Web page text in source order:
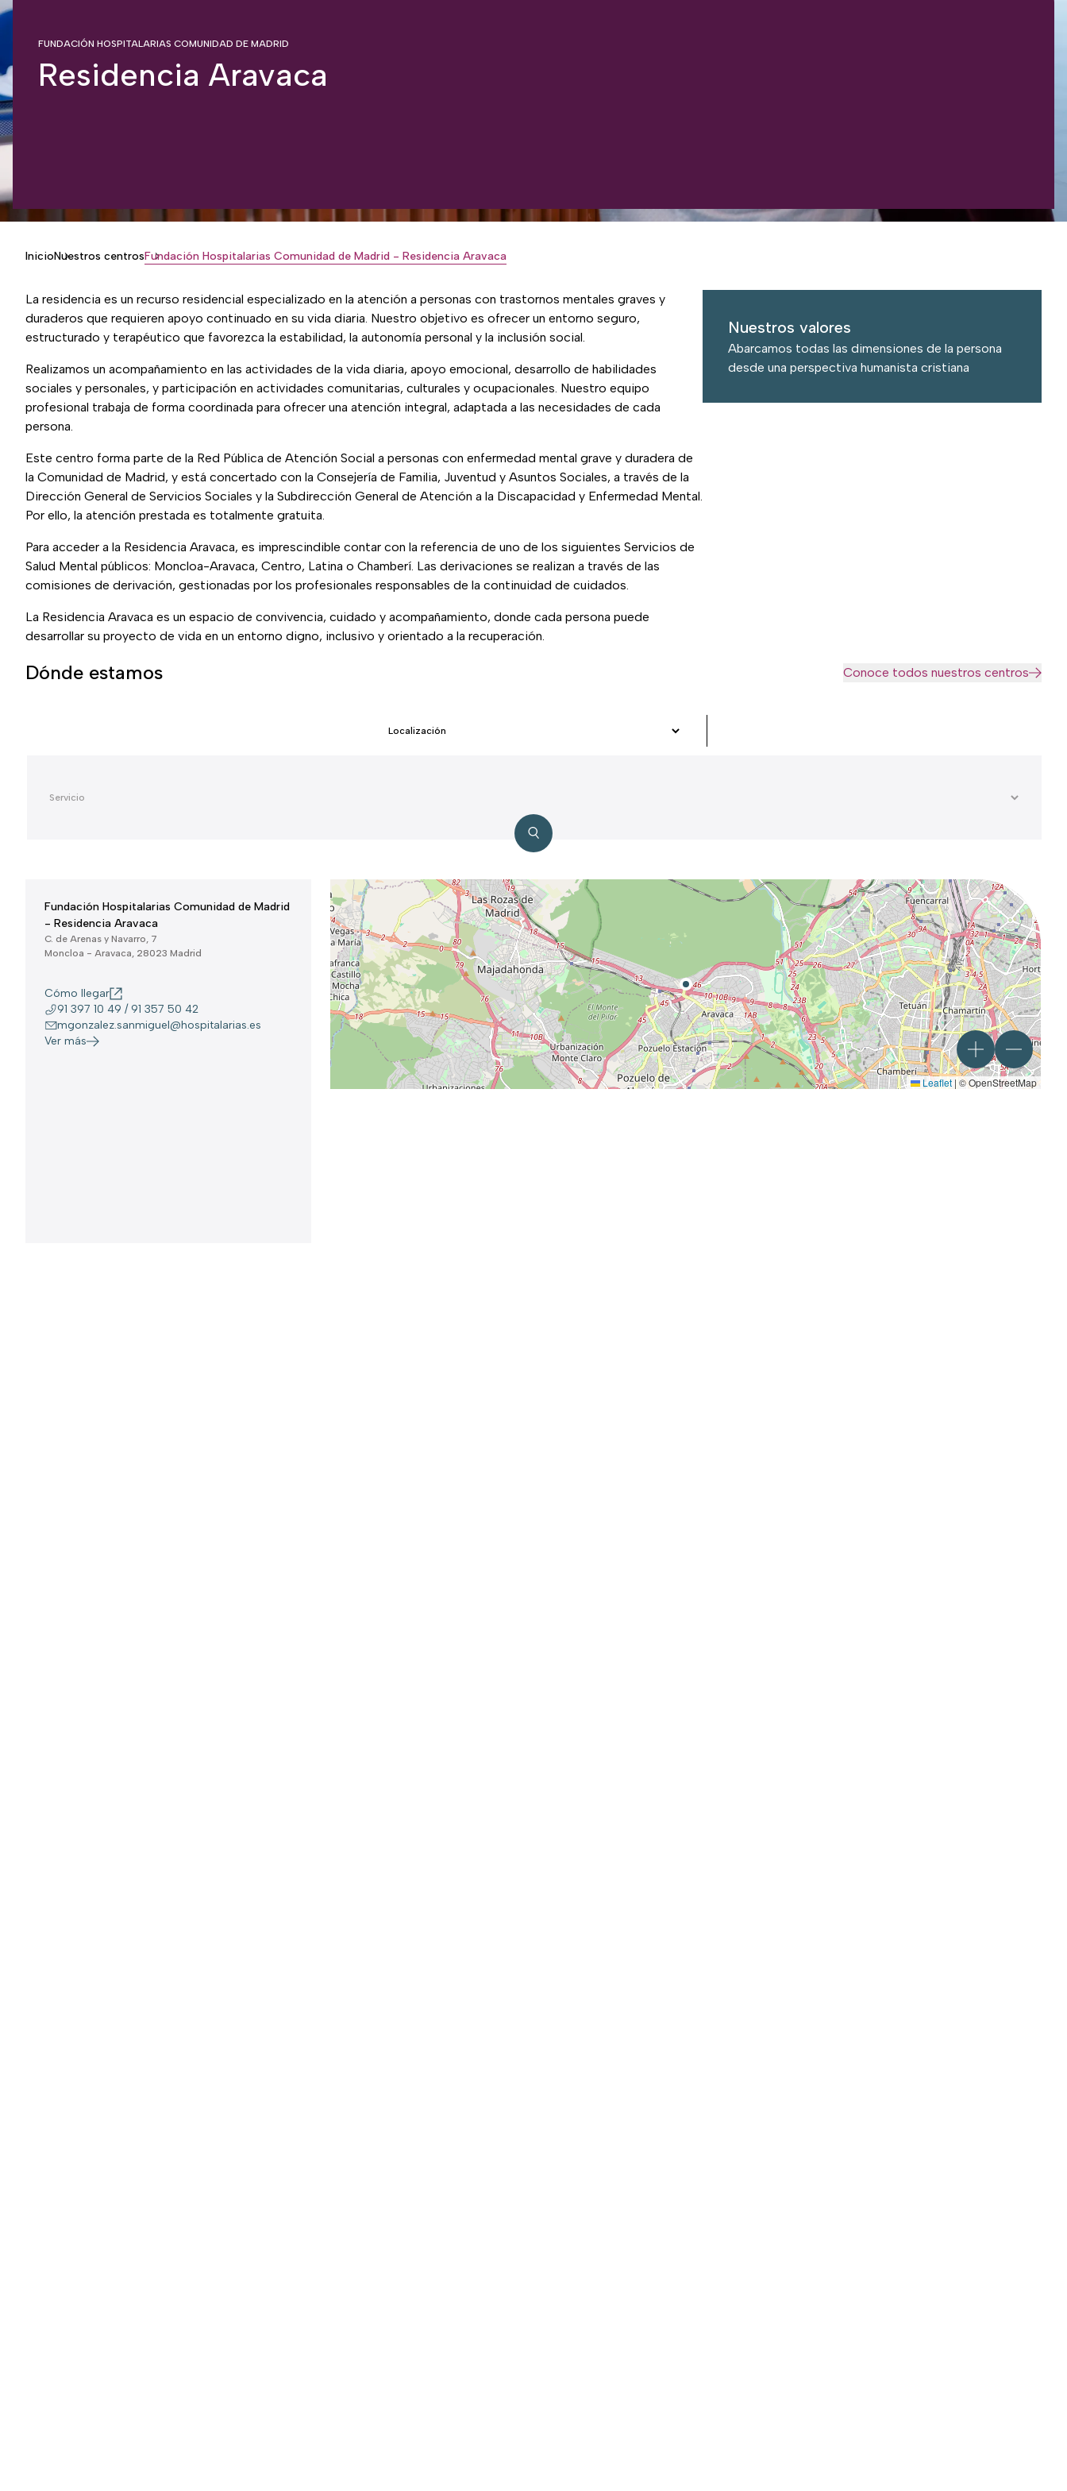
FUNDACIÓN HOSPITALARIAS COMUNIDAD DE MADRID
Residencia Aravaca
Breadcrumb
InicioNuestros centrosFundación Hospitalarias Comunidad de Madrid - Residencia Aravaca
La residencia es un recurso residencial especializado en la atención a personas con trastornos mentales graves y
duraderos que requieren apoyo continuado en su vida diaria. Nuestro objetivo es ofrecer un entorno seguro,
estructurado y terapéutico que favorezca la estabilidad, la autonomía personal y la inclusión social.
Realizamos un acompañamiento en las actividades de la vida diaria, apoyo emocional, desarrollo de habilidades
sociales y personales, y participación en actividades comunitarias, culturales y ocupacionales. Nuestro equipo
profesional trabaja de forma coordinada para ofrecer una atención integral, adaptada a las necesidades de cada
persona.
Este centro forma parte de la Red Pública de Atención Social a personas con enfermedad mental grave y duradera de
la Comunidad de Madrid, y está concertado con la Consejería de Familia, Juventud y Asuntos Sociales, a través de la
Dirección General de Servicios Sociales y la Subdirección General de Atención a la Discapacidad y Enfermedad Mental.
Por ello, la atención prestada es totalmente gratuita.
Para acceder a la Residencia Aravaca, es imprescindible contar con la referencia de uno de los siguientes Servicios de
Salud Mental públicos: Moncloa-Aravaca, Centro, Latina o Chamberí. Las derivaciones se realizan a través de las
comisiones de derivación, gestionadas por los profesionales responsables de la continuidad de cuidados.
La Residencia Aravaca es un espacio de convivencia, cuidado y acompañamiento, donde cada persona puede
desarrollar su proyecto de vida en un entorno digno, inclusivo y orientado a la recuperación.
Nuestros valores
Abarcamos todas las dimensiones de la persona
desde una perspectiva humanista cristiana
Dónde estamos Conoce todos nuestros centros
Fundación Hospitalarias Comunidad de Madrid
- Residencia Aravaca
C. de Arenas y Navarro, 7
Moncloa - Aravaca, 28023 Madrid
Cómo llegar
91 397 10 49 / 91 357 50 42
mgonzalez.sanmiguel@hospitalarias.es
Ver más
Leaflet |© OpenStreetMap